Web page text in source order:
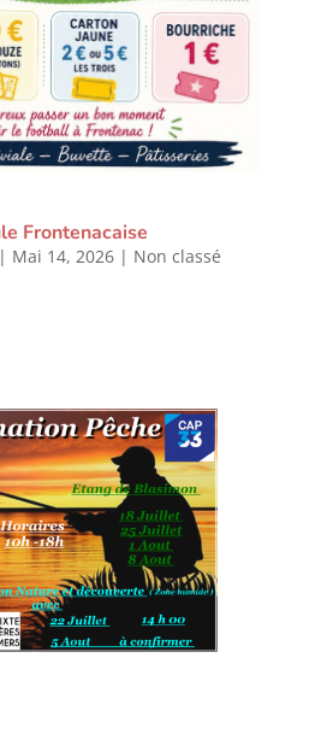
Frontenacaise
| Mai 14, 2026| Non classé